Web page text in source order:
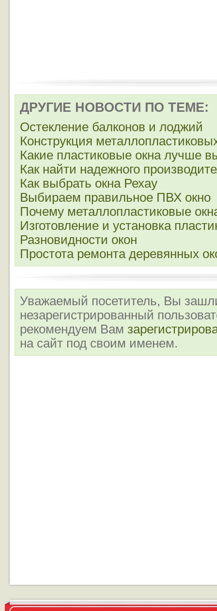
ДРУГИЕ НОВОСТИ ПО ТЕМЕ:
Остекление балконов и лоджий
Конструкция
Какие пластиковые окна лучше
Как найти надежного
Как выбрать окна Рехау
Выбираем правильное ПВХ окно
Почему металлопластиковые
Изготовление и установка
Разновидности окон
Простота ремонта деревянных
Уважаемый посетитель, Вы
незарегистрированный
рекомендуем Вам
на сайт под своим именем.